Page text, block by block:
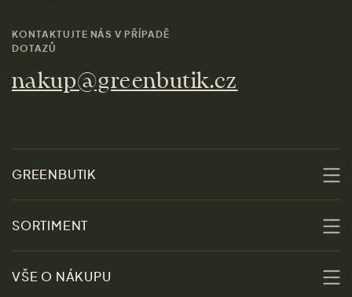
KONTAKTUJTE NÁS V PŘÍPADĚ
DOTAZŮ
nakup@greenbutik.cz
GREENBUTIK
O nás
Udržitelnost
SORTIMENT
Slevy
VŠE O NÁKUPU